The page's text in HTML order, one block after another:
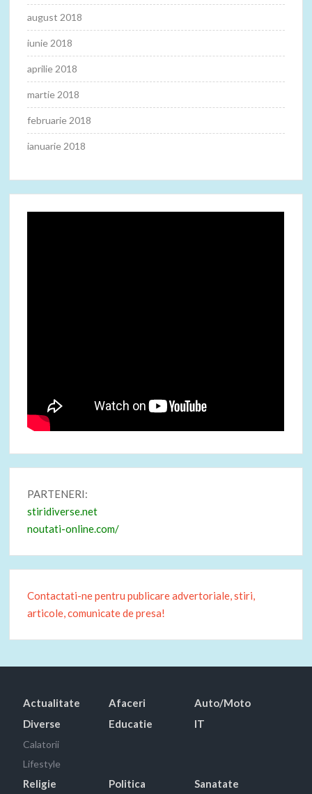
august 2018
iunie 2018
aprilie 2018
martie 2018
februarie 2018
ianuarie 2018
PARTENERI:
stiridiverse.net
noutati-online.com/
Contactati-ne pentru publicare advertoriale, stiri,
articole, comunicate de presa!
Actualitate Afaceri
Auto/Moto
Diverse
Calatorii
Lifestyle
Educatie IT
Religie Politica Sanatate